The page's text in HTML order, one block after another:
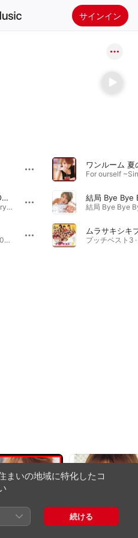
サインイン
黄色いお空でBOOM BOOM BOOM (Solo Version)
For ourself ~Single History~ · 1998年
プッチベスト2~三・7・10~ · 2001年
ワンルーム 夏
結局 Bye Bye
ムラサキシキ
プッチベスト3
まいの地域に特化したコ
続ける